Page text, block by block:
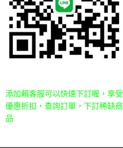
添加賴客服可以快速下訂喔，享受
優惠折扣，查詢訂單，下訂稀缺商
品